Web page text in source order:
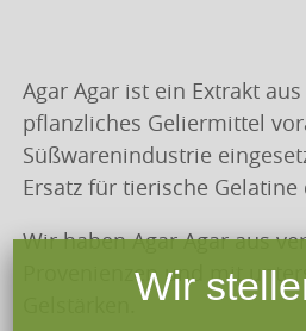
Agar Agar ist ein Extrakt
pflanzliches Geliermittel
Süßwarenindustrie
Ersatz für tierische Gelatine
Wir haben Agar Agar aus
Provenienzen und mit
Wir